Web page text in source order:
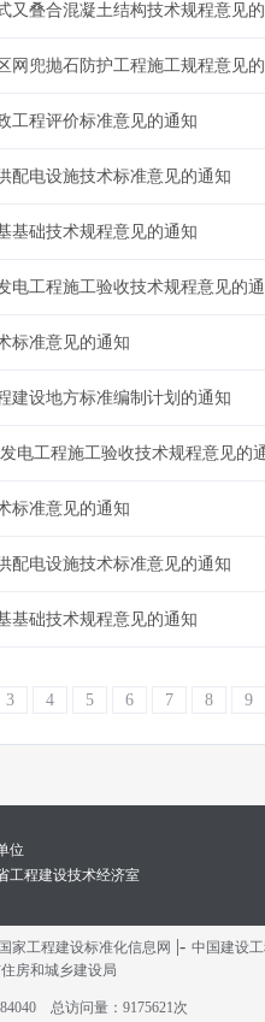
又叠合混凝土结构技术规程意见
网兜抛石防护工程施工规程意见
工程评价标准意见的通知
配电设施技术标准意见的通知
基础技术规程意见的通知
电工程施工验收技术规程意见的
标准意见的通知
建设地方标准编制计划的通知
电工程施工验收技术规程意见的
标准意见的通知
配电设施技术标准意见的通知
基础技术规程意见的通知
3 4 5 6 7 8 9
位
工程建设技术经济室
国家工程建设标准化信息网 |- 中国建设
房和城乡建设局
总访问量：9175621次